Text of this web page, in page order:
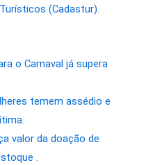
(Cadastur).
o Carnaval já supera
temem assédio e
valor da doação de
.